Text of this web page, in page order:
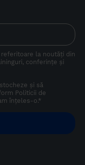
la noutăți din
conferințe și
și să
Politicii de
înțeles-o.*